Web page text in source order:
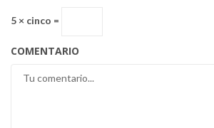
5 × cinco =
COMENTARIO